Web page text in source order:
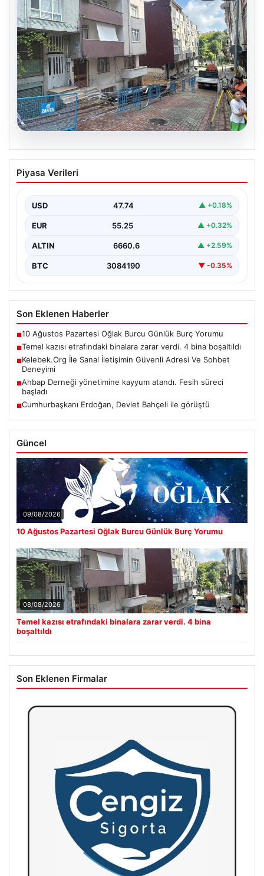
Temel kazısı etrafındaki binalara zarar
verdi. 4 bina boşaltıldı
Piyasa Verileri
USD 47.74 ▲ +0.18%
EUR 55.25 ▲ +0.32%
ALTIN 6660.6 ▲ +2.59%
BTC 3084190 ▼ -0.35%
Son Eklenen Haberler
■10 Ağustos Pazartesi Oğlak Burcu Günlük Burç Yorumu
■Temel kazısı etrafındaki binalara zarar verdi. 4 bina boşaltıldı
■Kelebek.Org İle Sanal İletişimin Güvenli Adresi Ve Sohbet
Deneyimi
■Ahbap Derneği yönetimine kayyum atandı. Fesih süreci
başladı
■Cumhurbaşkanı Erdoğan, Devlet Bahçeli ile görüştü
Güncel
09/08/2026
10 Ağustos Pazartesi Oğlak Burcu Günlük Burç Yorumu
08/08/2026
Temel kazısı etrafındaki binalara zarar verdi. 4 bina
boşaltıldı
Son Eklenen Firmalar